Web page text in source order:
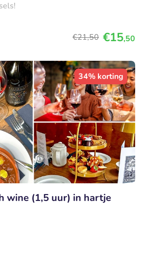
€21,50 €15,50
34% korting
wine (1,5 uur) in hartje